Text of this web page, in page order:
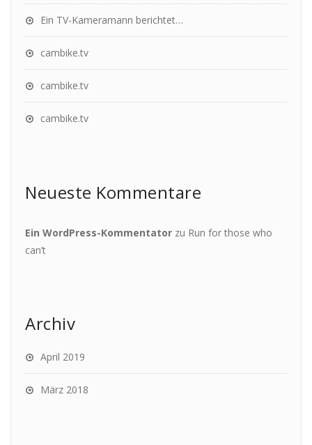
Ein TV-Kameramann berichtet…
cambike.tv
cambike.tv
cambike.tv
Neueste Kommentare
Ein WordPress-Kommentator zu Run for those who
can’t
Archiv
April 2019
März 2018